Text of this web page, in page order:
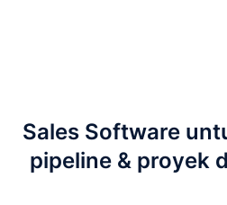
Sales Software
pipeline & proyek